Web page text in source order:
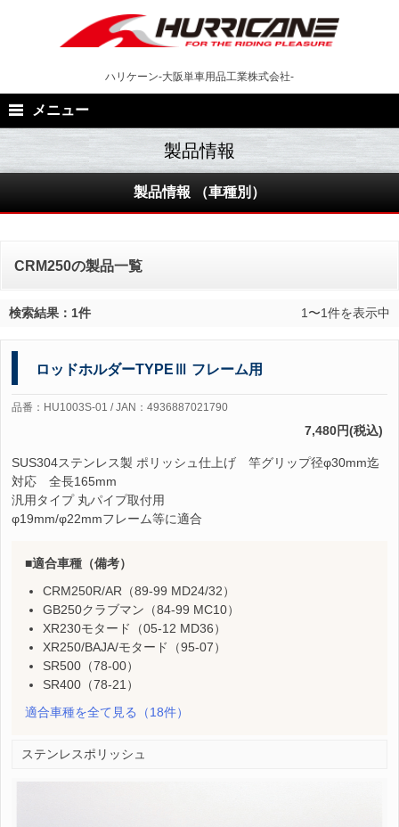
ハリケーン-大阪単車用品工業株式会社-
メニュー
製品情報 （車種別）
CRM250の製品一覧
検索結果：1件 1〜1件を表示中
ロッドホルダーTYPEⅢ フレーム用
品番：HU1003S-01 / JAN：4936887021790
7,480円(税込)
SUS304ステンレス製 ポリッシュ仕上げ 竿グリップ径φ30mm迄
対応 全長165mm
汎用タイプ 丸パイプ取付用
φ19mm/φ22mmフレーム等に適合
適合車種（備考）
CRM250R/AR（89-99 MD24/32）
GB250クラブマン（84-99 MC10）
XR230モタード（05-12 MD36）
XR250/BAJA/モタード（95-07）
SR500（78-00）
SR400（78-21）
適合車種を全て見る
（18件）
ステンレスポリッシュ